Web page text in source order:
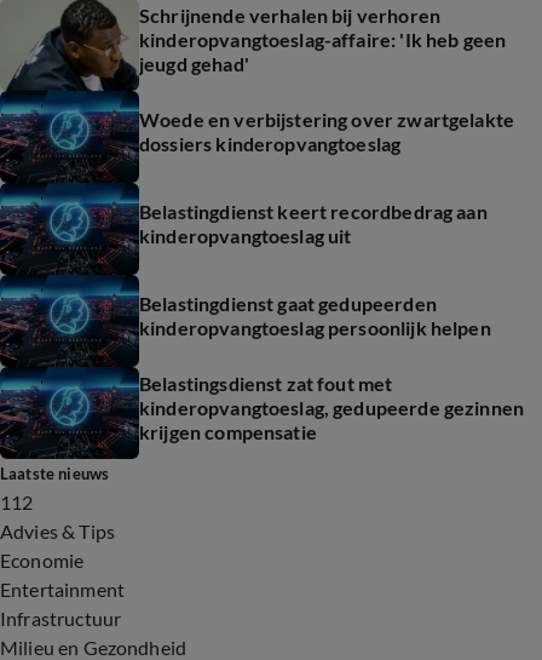
Schrijnende verhalen bij verhoren
kinderopvangtoeslag-affaire: 'Ik heb geen
jeugd gehad'
Woede en verbijstering over zwartgelakte
dossiers kinderopvangtoeslag
Belastingdienst keert recordbedrag aan
kinderopvangtoeslag uit
Belastingdienst gaat gedupeerden
kinderopvangtoeslag persoonlijk helpen
Belastingsdienst zat fout met
kinderopvangtoeslag, gedupeerde gezinnen
krijgen compensatie
Laatste nieuws
112
Advies & Tips
Economie
Entertainment
Infrastructuur
Milieu en Gezondheid